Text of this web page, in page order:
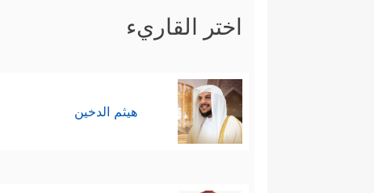
اختر القاريء
هيثم الدخين